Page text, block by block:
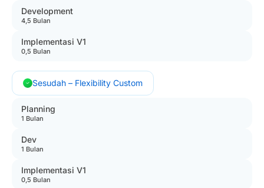
Development
4,5 Bulan
Implementasi V1
0,5 Bulan
Sesudah – Flexibility Custom
Planning
1 Bulan
Dev
1 Bulan
Implementasi V1
0,5 Bulan